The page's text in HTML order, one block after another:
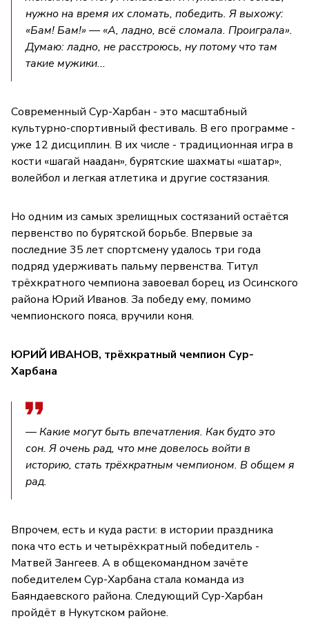
нужно на время их сломать, победить. Я выхожу:
«Бам! Бам!» — «А, ладно, всё сломала. Проиграла».
Думаю: ладно, не расстроюсь, ну потому что там
такие мужики...
Современный Сур-Харбан - это масштабный
культурно-спортивный фестиваль. В его программе -
уже 12 дисциплин. В их числе - традиционная игра в
кости «шагай наадан», бурятские шахматы «шатар»,
волейбол и легкая атлетика и другие состязания.
Но одним из самых зрелищных состязаний остаётся
первенство по бурятской борьбе. Впервые за
последние 35 лет спортсмену удалось три года
подряд удерживать пальму первенства. Титул
трёхкратного чемпиона завоевал борец из Осинского
района Юрий Иванов. За победу ему, помимо
чемпионского пояса, вручили коня.
ЮРИЙ ИВАНОВ, трёхкратный чемпион Сур-
Харбана
— Какие могут быть впечатления. Как будто это
сон. Я очень рад, что мне довелось войти в
историю, стать трёхкратным чемпионом. В общем я
рад.
Впрочем, есть и куда расти: в истории праздника
пока что есть и четырёхкратный победитель -
Матвей Зангеев. А в общекомандном зачёте
победителем Сур-Харбана стала команда из
Баяндаевского района. Следующий Сур-Харбан
пройдёт в Нукутском районе.